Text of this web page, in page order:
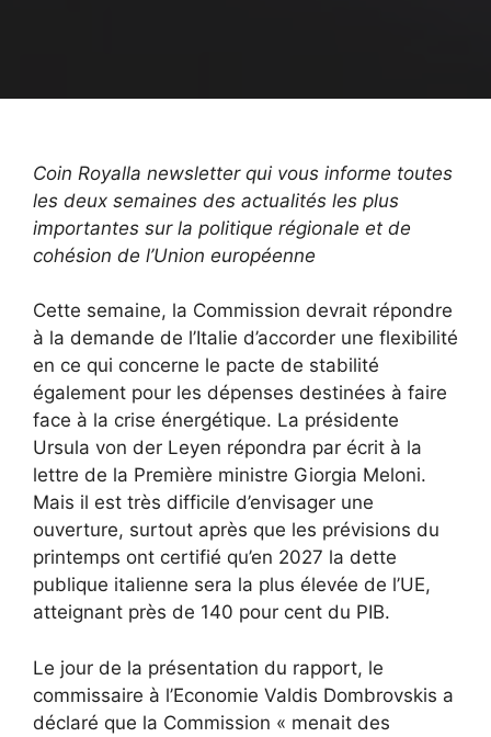
Coin Royalla newsletter qui vous informe toutes
les deux semaines des actualités les plus
importantes sur la politique régionale et de
cohésion de l’Union européenne
Cette semaine, la Commission devrait répondre
à la demande de l’Italie d’accorder une flexibilité
en ce qui concerne le pacte de stabilité
également pour les dépenses destinées à faire
face à la crise énergétique. La présidente
Ursula von der Leyen répondra par écrit à la
lettre de la Première ministre Giorgia Meloni.
Mais il est très difficile d’envisager une
ouverture, surtout après que les prévisions du
printemps ont certifié qu’en 2027 la dette
publique italienne sera la plus élevée de l’UE,
atteignant près de 140 pour cent du PIB.
Le jour de la présentation du rapport, le
commissaire à l’Economie Valdis Dombrovskis a
déclaré que la Commission « menait des